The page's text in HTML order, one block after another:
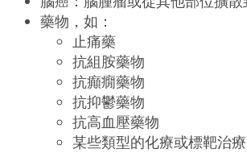
藥物，如：
止痛藥
抗組胺藥物
抗癲癇藥物
抗抑鬱藥物
抗高血壓藥物
某些類型的化療或標靶治療